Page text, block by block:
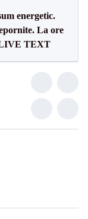
energetic.
La ore
LIVE TEXT